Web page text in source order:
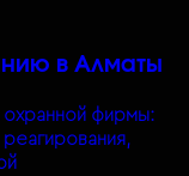
в Алматы
фирмы: